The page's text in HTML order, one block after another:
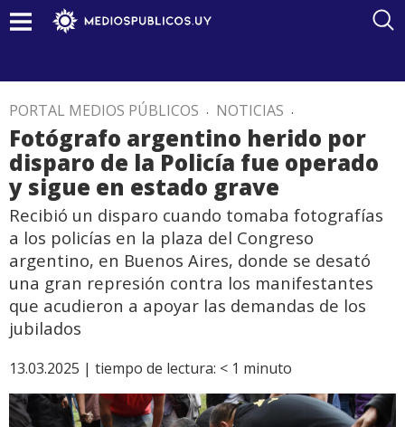
PORTAL MEDIOS PÚBLICOS . NOTICIAS .
Fotógrafo argentino herido por
disparo de la Policía fue operado
y sigue en estado grave
Recibió un disparo cuando tomaba fotografías
a los policías en la plaza del Congreso
argentino, en Buenos Aires, donde se desató
una gran represión contra los manifestantes
que acudieron a apoyar las demandas de los
jubilados
13.03.2025 | tiempo de lectura: < 1 minuto